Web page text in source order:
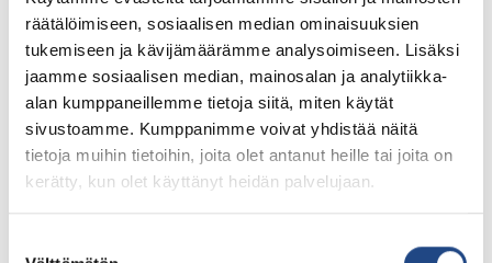
räätälöimiseen, sosiaalisen median ominaisuuksien
tukemiseen ja kävijämäärämme analysoimiseen. Lisäksi
jaamme sosiaalisen median, mainosalan ja analytiikka-
alan kumppaneillemme tietoja siitä, miten käytät
sivustoamme. Kumppanimme voivat yhdistää näitä
tietoja muihin tietoihin, joita olet antanut heille tai joita on
kerätty, kun olet käyttänyt heidän palvelujaan.
Päivä tarjosi erinomaisen mahdollisuuden vaihtaa
ajatuksia kumppaneiden kanssa ja viettää aikaa yhdessä
epämuodollisemmassa ympäristössä. Tapahtuma on osa
Teknikumin panostusta pitkäjänteiseen asiakastyöhön ja
kumppanuuksien vahvistamiseen.
Turnauksen päätteeksi voittajajoukkue palkittiin
kiertopalkinnolla, joka tulee jatkossa olemaan osa
tapahtuman perinnettä.
“Tällaiset tapahtumat ovat hyvä tapa vahvistaa